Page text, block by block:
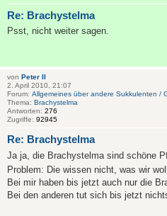
Re: Brachystelma
Psst, nicht weiter sagen.
von Peter II
2. April 2010, 21:07
Forum: Allgemeines über andere Sukkulenten /
Thema: Brachystelma
Antworten: 276
Zugriffe: 92945
Re: Brachystelma
Ja ja, die Brachystelma sind schöne
Problem: Die wissen nicht, was wir
Bei mir haben bis jetzt auch nur die
Bei den anderen tut sich bis jetzt